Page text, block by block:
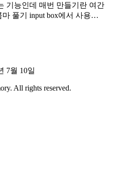
기능인데 매번 만들기란 여간
풀기 input box에서 사용…
7월 10일
All rights reserved.